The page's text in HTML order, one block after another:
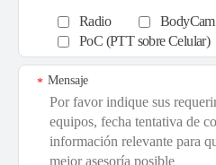
Radio
BodyCam
PoC (PTT sobre Celular)
Mensaje
*